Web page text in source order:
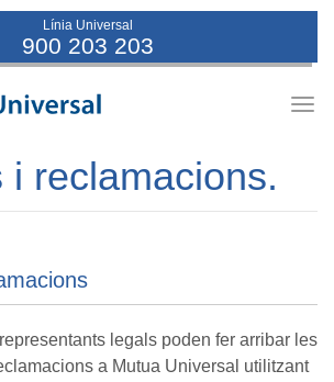
Línia Universal
900 203 203
i reclamacions.
legals poden fer arribar les
a Mutua Universal utilitzant